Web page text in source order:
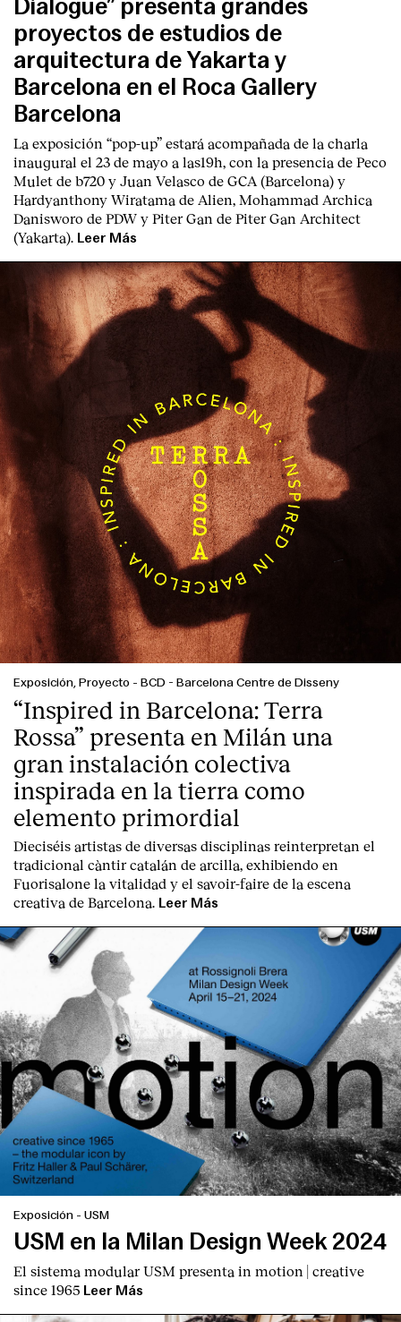
English Español Italiano
Dialogue” presenta grandes
proyectos de estudios de
arquitectura de Yakarta y
Barcelona en el Roca Gallery
Barcelona
La exposición “pop-up” estará acompañada de la charla
inaugural el 23 de mayo a las19h, con la presencia de Peco
Mulet de b720 y Juan Velasco de GCA (Barcelona) y
Hardyanthony Wiratama de Alien, Mohammad Archica
Danisworo de PDW y Piter Gan de Piter Gan Architect
(Yakarta). Leer Más
Exposición, Proyecto - BCD - Barcelona Centre de Disseny
“Inspired in Barcelona: Terra
Rossa” presenta en Milán una
gran instalación colectiva
inspirada en la tierra como
elemento primordial
Dieciséis artistas de diversas disciplinas reinterpretan el
tradicional càntir catalán de arcilla, exhibiendo en
Fuorisalone la vitalidad y el savoir-faire de la escena
creativa de Barcelona. Leer Más
Exposición - USM
USM en la Milan Design Week 2024
El sistema modular USM presenta in motion | creative
since 1965 Leer Más